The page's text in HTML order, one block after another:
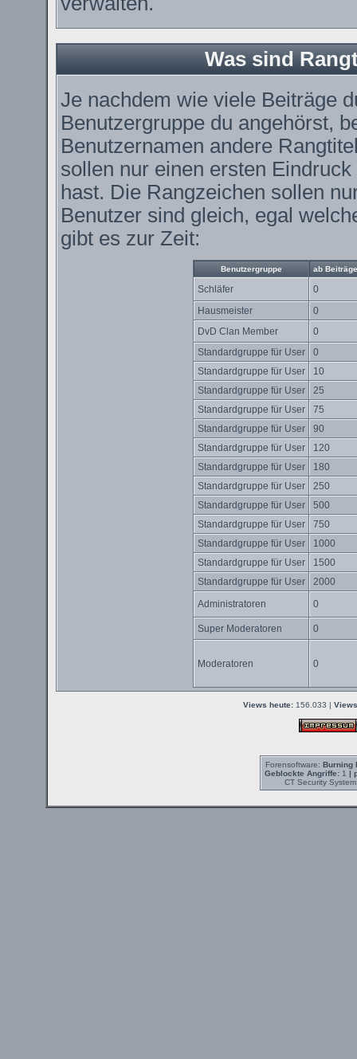
Was sind
Je nachdem wie viele Beiträge
Benutzergruppe du angehörst,
Benutzernamen andere
sollen nur einen ersten
hast. Die Rangzeichen sollen
Benutzer sind gleich, egal
gibt es zur Zeit:
Benutzergruppe ab Beiträge
Schläfer
0
Hausmeister
0
DvD Clan Member
0
Standardgruppe für User
0
Standardgruppe für User
10
Standardgruppe für User
25
Standardgruppe für User
75
Standardgruppe für User
90
Standardgruppe für User
120
Standardgruppe für User
180
Standardgruppe für User
250
Standardgruppe für User
500
Standardgruppe für User
750
Standardgruppe für User
1000
Standardgruppe für User
1500
Standardgruppe für User
2000
Administratoren
0
Super Moderatoren 0
Moderatoren 0
Views heute:156.033 |
Forensoftware: Burning
Geblockte Angriffe:1 |
CT Security